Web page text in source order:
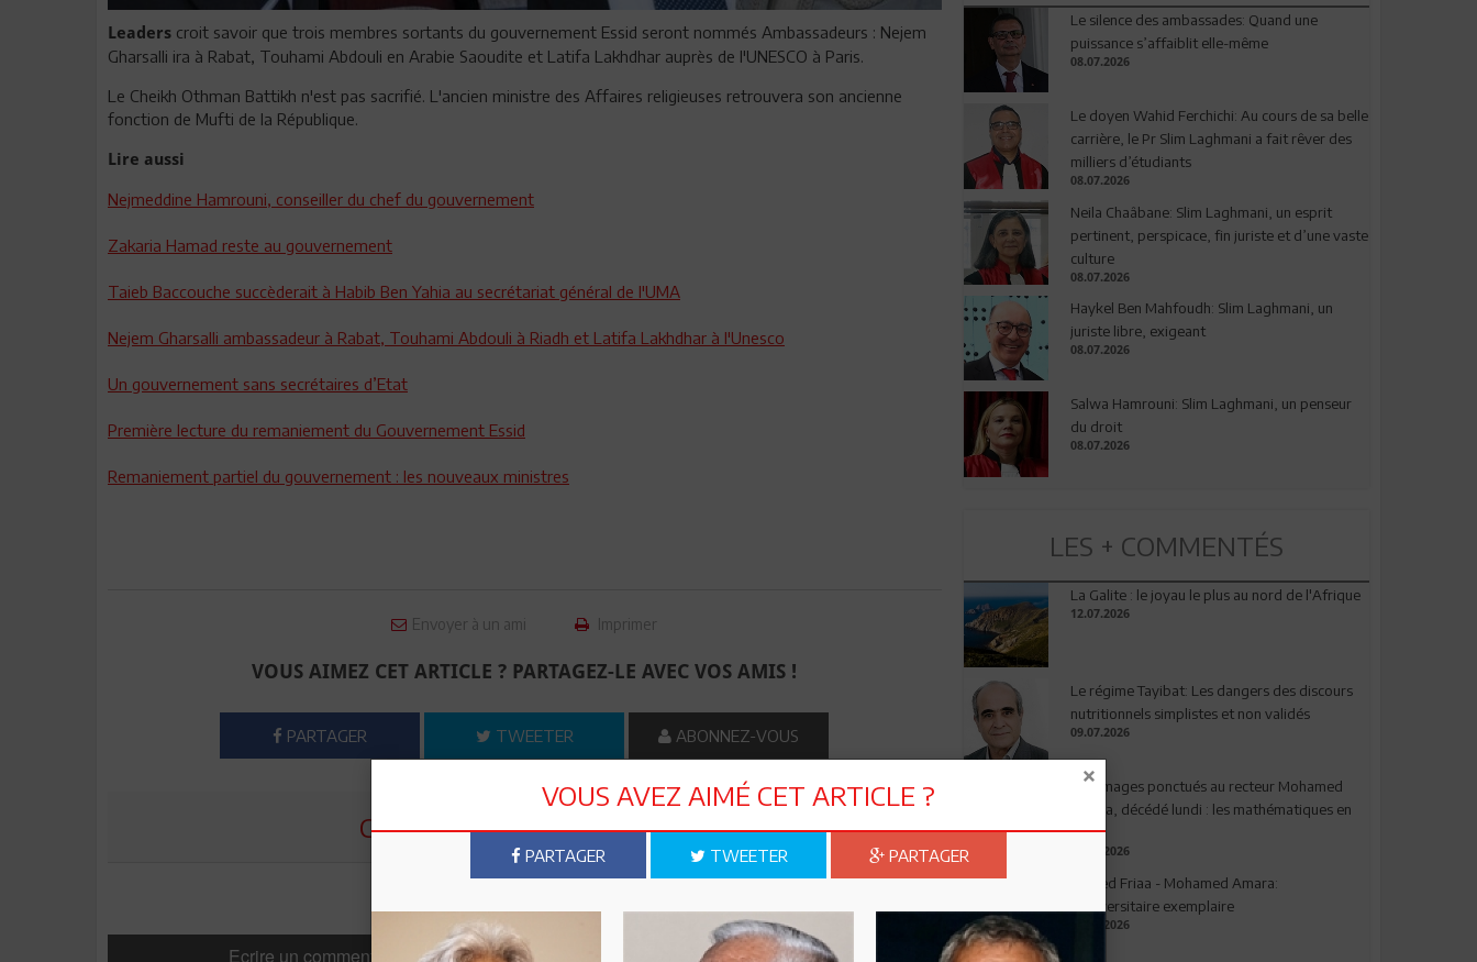
Leaders croit savoir que trois membres sortants du gouvernement Essid seront nommés Ambassadeurs : Nejem
Gharsalli ira à Rabat, Touhami Abdouli en Arabie Saoudite et Latifa Lakhdhar auprès de l'UNESCO à Paris.
Le Cheikh Othman Battikh n'est pas sacrifié. L'ancien ministre des Affaires religieuses retrouvera son ancienne
fonction de Mufti de la République.
Lire aussi
Nejmeddine Hamrouni, conseiller du chef du gouvernement
Zakaria Hamad reste au gouvernement
Taieb Baccouche succèderait à Habib Ben Yahia au secrétariat général de l'UMA
Nejem Gharsalli ambassadeur à Rabat, Touhami Abdouli à Riadh et Latifa Lakhdhar à l'Unesco
Un gouvernement sans secrétaires d’Etat
Première lecture du remaniement du Gouvernement Essid
Remaniement partiel du gouvernement : les nouveaux ministres
Envoyer à un ami Imprimer
VOUS AIMEZ CET ARTICLE ? PARTAGEZ-LE AVEC VOS AMIS !
PARTAGER TWEETER ABONNEZ-VOUS
COMMENTER CET ARTICLE
Ecrire un commentaire Commenter
Le silence des ambassades: Quand une
puissance s’affaiblit elle-même
08.07.2026
Le doyen Wahid Ferchichi: Au cours de sa belle
carrière, le Pr Slim Laghmani a fait rêver des
milliers d’étudiants
08.07.2026
Neila Chaâbane: Slim Laghmani, un esprit
pertinent, perspicace, fin juriste et d’une vaste
culture
08.07.2026
Haykel Ben Mahfoudh: Slim Laghmani, un
juriste libre, exigeant
08.07.2026
Salwa Hamrouni: Slim Laghmani, un penseur
du droit
08.07.2026
LES + COMMENTÉS
La Galite : le joyau le plus au nord de l'Afrique
12.07.2026
Le régime Tayibat: Les dangers des discours
nutritionnels simplistes et non validés
09.07.2026
Hommages ponctués au recteur Mohamed
Amara, décédé lundi : les mathématiques en
deuil
03.08.2026
Ahmed Friaa - Mohamed Amara:
l’Universitaire exemplaire
04.08.2026
VOUS AVEZ AIMÉ CET ARTICLE ?
PARTAGER TWEETER PARTAGER